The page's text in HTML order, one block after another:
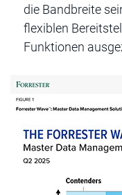
die Bandbreite
flexiblen
Funktionen